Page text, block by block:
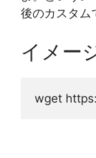
後のカスタム
イメー
wget